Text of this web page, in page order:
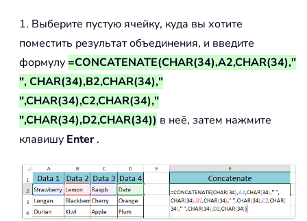
1. Выберите пустую ячейку, куда вы хотите
поместить результат объединения, и введите
формулу=CONCATENATE(CHAR(34),A2,CHAR(34),"
", CHAR(34),B2,CHAR(34),"
",CHAR(34),C2,CHAR(34),"
",CHAR(34),D2,CHAR(34)) в неё, затем нажмите
клавишу Enter.